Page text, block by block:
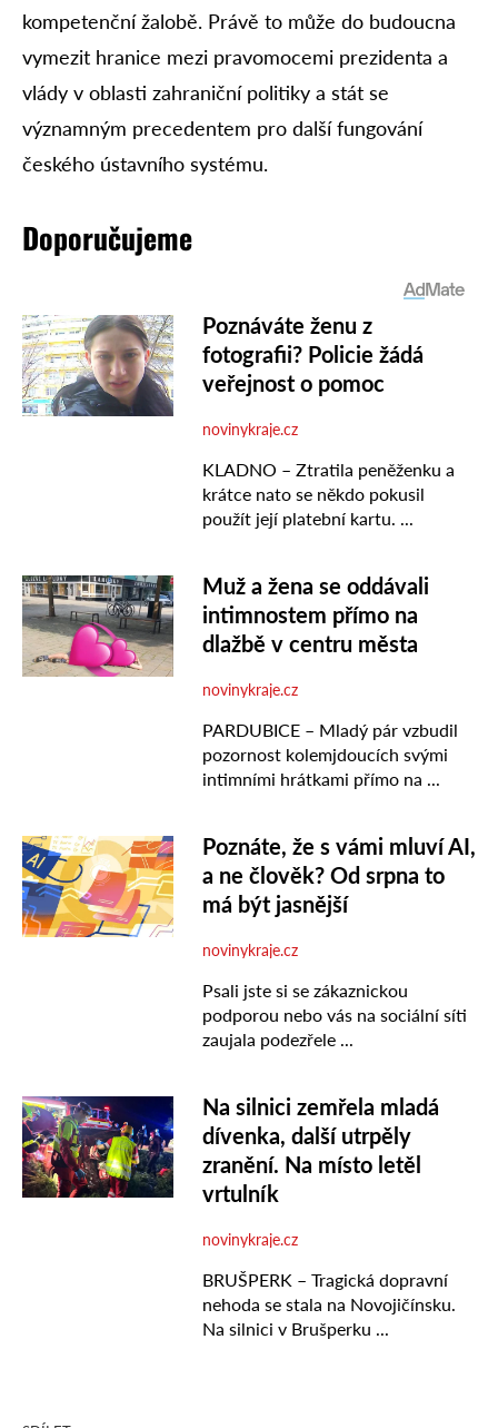
kompetenční žalobě. Právě to může do budoucna
vymezit hranice mezi pravomocemi prezidenta a
vlády v oblasti zahraniční politiky a stát se
významným precedentem pro další fungování
českého ústavního systému.
Doporučujeme